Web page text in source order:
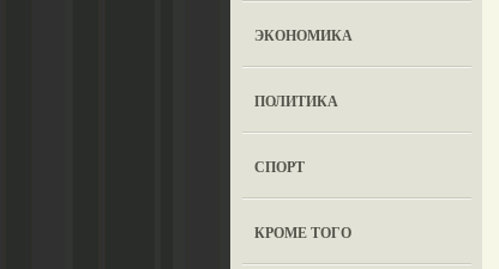
ЭКОНОМИКА
ПОЛИТИКА
СПОРТ
КРОМЕ ТОГО